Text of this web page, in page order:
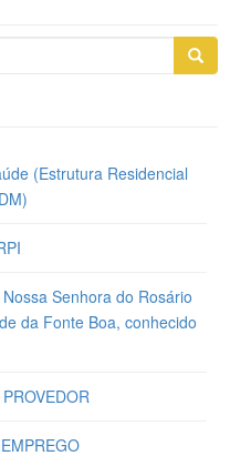
(Estrutura Residencial
Senhora do Rosário
da Fonte Boa, conhecido